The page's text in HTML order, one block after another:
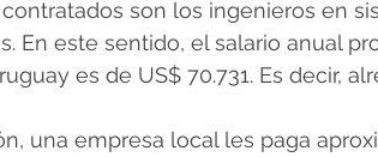
son los ingenieros en
En este sentido, el salario anual
es de US$ 70.731. Es decir,
una empresa local les paga